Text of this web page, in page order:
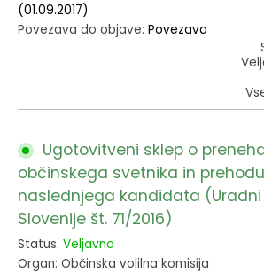
(01.09.2017)
Povezava do objave: Povezava
Ugotovitveni sklep o
občinskega svetnika in
naslednjega kandidata (Uradni
Slovenije št. 71/2016)
Status: Veljavno
Organ: Občinska volilna komisija